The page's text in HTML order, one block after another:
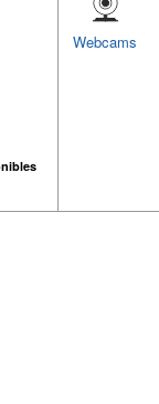
Webcams